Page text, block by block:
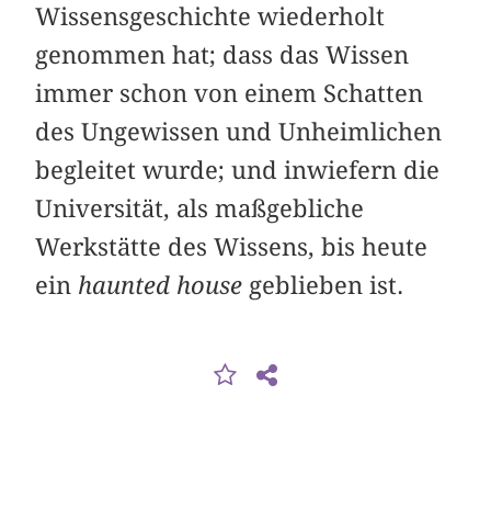
Wissensgeschichte wiederholt
genommen hat; dass das Wissen
immer schon von einem Schatten
des Ungewissen und Unheimlichen
begleitet wurde; und inwiefern die
Universität, als maßgebliche
Werkstätte des Wissens, bis heute
ein haunted house geblieben ist.